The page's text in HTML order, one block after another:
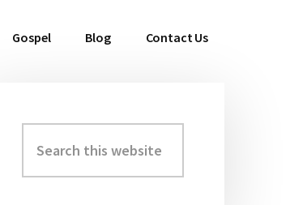
Gospel Blog Contact Us
Primary
Sidebar
this
website